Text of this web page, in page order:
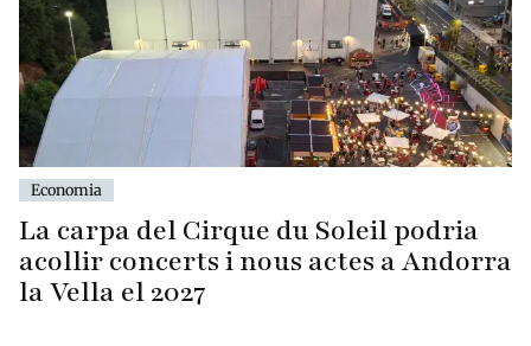
Economia
La carpa del Cirque du Soleil podria
acollir concerts i nous actes a Andorra
la Vella el 2027